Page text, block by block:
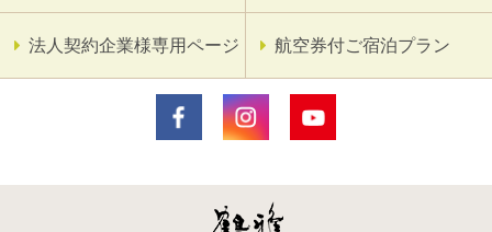
法人契約企業様専用ページ 航空券付ご宿泊プラン